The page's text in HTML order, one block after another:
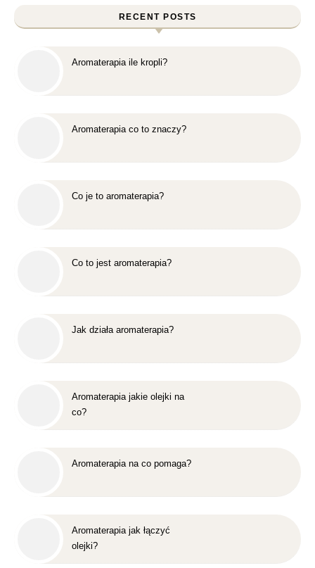
RECENT POSTS
Aromaterapia ile kropli?
Aromaterapia co to znaczy?
Co je to aromaterapia?
Co to jest aromaterapia?
Jak działa aromaterapia?
Aromaterapia jakie olejki na
co?
Aromaterapia na co pomaga?
Aromaterapia jak łączyć
olejki?